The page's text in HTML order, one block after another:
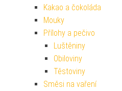
Kakao a čokoláda
Mouky
Přílohy a pečivo
Luštěniny
Obiloviny
Těstoviny
Směsi na vaření